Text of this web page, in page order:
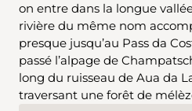
on entre dans la longue
rivière du même nom
presque jusqu’au Pass da
passé l’alpage de
long du ruisseau de Aua da
traversant une forêt de